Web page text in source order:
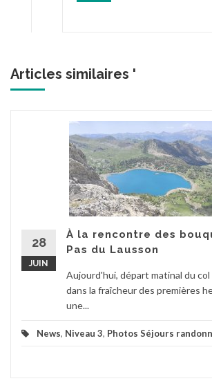
Articles similaires '
28
JUIN
À la rencontre des
Pas du Lausson
Aujourd'hui, départ matinal du col
dans la fraîcheur des premières
une...
News, Niveau 3, Photos Séjours